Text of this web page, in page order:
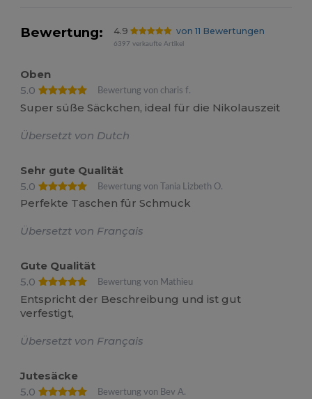
Bewertung: 4.9 von 11 Bewertungen
6397 verkaufte Artikel
Oben
5.0
Bewertung von charis f.
Super süße Säckchen, ideal für die Nikolauszeit
Übersetzt von Dutch
Sehr gute Qualität
5.0
Bewertung von Tania Lizbeth O.
Perfekte Taschen für Schmuck
Übersetzt von Français
Gute Qualität
5.0
Bewertung von Mathieu
Entspricht der Beschreibung und ist gut
verfestigt,
Übersetzt von Français
Jutesäcke
5.0
Bewertung von Bev A.